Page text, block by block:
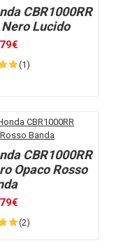
CBR1000RR
Lucido
(1)
CBR1000RR
Opaco Rosso
(2)